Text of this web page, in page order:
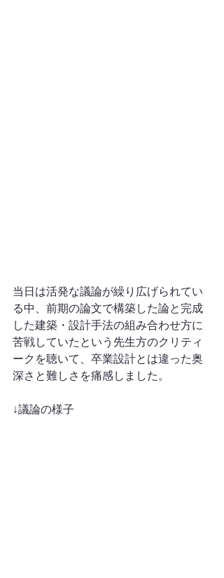
当日は活発な議論が繰り広げられてい
る中、前期の論文で構築した論と完成
した建築・設計手法の組み合わせ方に
苦戦していたという先生方のクリティ
ークを聴いて、卒業設計とは違った奥
深さと難しさを痛感しました。
↓議論の様子